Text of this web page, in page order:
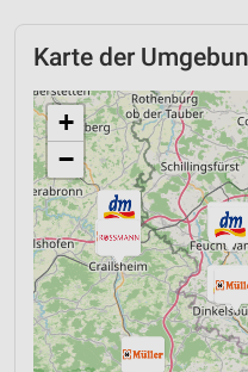
Karte der
+
−